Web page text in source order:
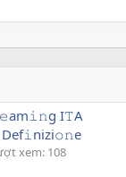
I𝚃A
Def𝚒nizi𝚘𝚗e
xem: 108